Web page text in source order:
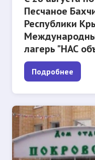
Песчаное
Республики
лагерь "НАС
Подробнее